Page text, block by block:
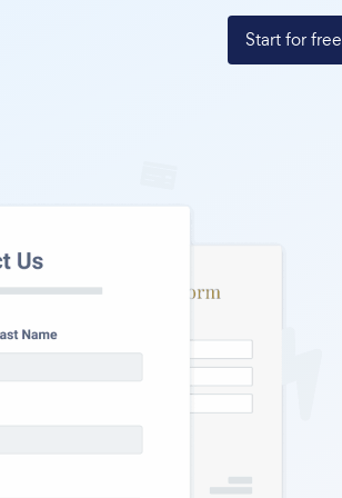
Start for free